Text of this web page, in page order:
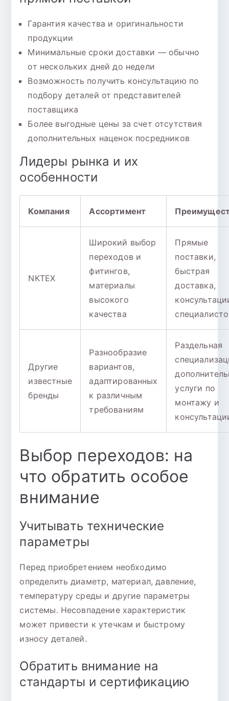
Гарантия качества и оригинальности
продукции
Минимальные сроки доставки — обычно
от нескольких дней до недели
Возможность получить консультацию по
подбору деталей от представителей
поставщика
Более выгодные цены за счет отсутствия
дополнительных наценок посредников
Лидеры рынка и их
особенности
Компания Ассортимент
NKТЕХ
Широкий выбор
переходов и
фитингов,
материалы
высокого
качества
Прямые
поставки,
быстрая
доставка,
Другие
известные
бренды
Разнообразие
вариантов,
адаптированных
к различным
требованиям
Раздельная
услуги по
монтажу и
Выбор переходов: на
что обратить особое
внимание
Учитывать технические
параметры
Перед приобретением необходимо
определить диаметр, материал, давление,
температуру среды и другие параметры
системы. Несовпадение характеристик
может привести к утечкам и быстрому
износу деталей.
Обратить внимание на
стандарты и сертификацию